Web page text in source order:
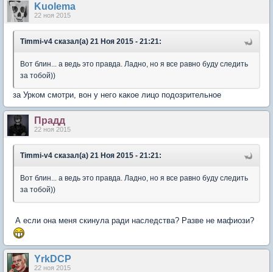
Kuolema
22 ноя 2015
Timmi-v4 сказал(а) 21 Ноя 2015 - 21:21:
Вот блин... а ведь это правда. Ладно, но я все равно буду следить
за тобой))
за Урком смотри, вон у него какое лицо подозрительное
Прадд
22 ноя 2015
Timmi-v4 сказал(а) 21 Ноя 2015 - 21:21:
Вот блин... а ведь это правда. Ладно, но я все равно буду следить
за тобой))
А если она меня скинула ради наследства? Разве не мафиози?
YrkDCP
22 ноя 2015